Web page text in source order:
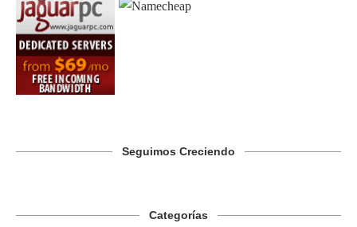
Seguimos Creciendo
Categorías